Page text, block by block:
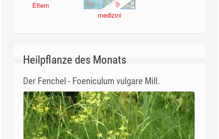
Eltern
medizini
Heilpflanze des Monats
Der Fenchel - Foeniculum vulgare Mill.